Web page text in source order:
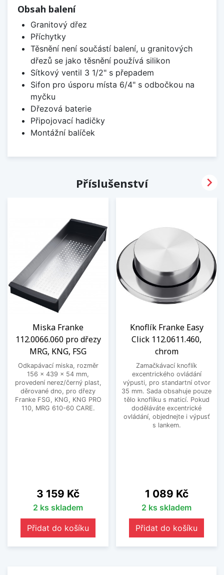
Obsah balení
Granitový dřez
Příchytky
Těsnění není součástí balení, u granitových
dřezů se jako těsnění používá silikon
Sítkový ventil 3 1/2" s přepadem
Sifon pro úsporu místa 6/4" s odbočkou na
myčku
Dřezová baterie
Připojovací hadičky
Montážní balíček
Příslušenství
Miska Franke
112.0066.060 pro dřezy
MRG, KNG, FSG
Odkapávací miska, rozměr
156 x 439 x 54 mm,
provedení nerez/černý plast,
děrované dno, pro dřezy
Franke FSG, KNG, KNG PRO
110, MRG 610-60 CARE.
Cena
3 159 Kč
2 ks skladem
Přidat do košíku
Knoflík Franke Easy
Click 112.0611.460,
chrom
Zamačkávací knoflík
excentrického ovládání
výpusti, pro standartní otvor
35 mm. Sada obsahuje pouze
tělo knoflíku s maticí. Pokud
doděláváte excentrické
ovládání, objednejte i výpusť
s lankem.
Cena
1 089 Kč
2 ks skladem
Přidat do košíku
